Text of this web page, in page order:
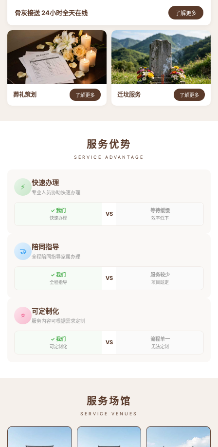
骨灰接送 24小时全天在线 了解更多
葬礼策划 了解更多 迁坟服务 了解更多
服务优势
SERVICE ADVANTAGE
⚡ 快速办理
专业人员协助快速办理
✓ 我们
快速办理
VS 等待缓慢
效率低下
🤝 陪同指导
全程陪同指导家属办理
✓ 我们
全程指导
VS 服务较少
项目既定
⭐ 可定制化
服务内容可根据需求定制
✓ 我们
可定制化
VS 流程单一
无法定制
服务场馆
SERVICE VENUES